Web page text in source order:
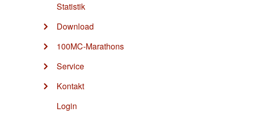
Statistik
Download
100MC-Marathons
Service
Kontakt
Login